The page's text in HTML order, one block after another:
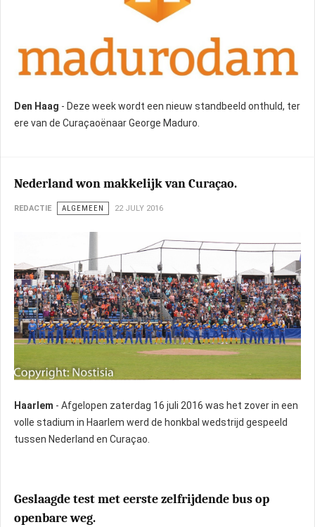
Den Haag - Deze week wordt een nieuw standbeeld onthuld, ter
ere van de Curaçaoënaar George Maduro.
Nederland won makkelijk van Curaçao.
REDACTIE ALGEMEEN 22 JULY 2016
Haarlem - Afgelopen zaterdag 16 juli 2016 was het zover in een
volle stadium in Haarlem werd de honkbal wedstrijd gespeeld
tussen Nederland en Curaçao.
Geslaagde test met eerste zelfrijdende bus op
openbare weg.